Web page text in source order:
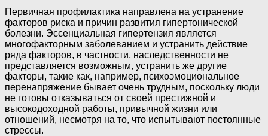
Первичная профилактика направлена на устранение
факторов риска и причин развития гипертонической
болезни. Эссенциальная гипертензия является
многофакторным заболеванием и устранить действие
ряда факторов, в частности, наследственности не
представляется возможным, устранить же другие
факторы, такие как, например, психоэмоциональное
перенапряжение бывает очень трудным, поскольку люди
не готовы отказываться от своей престижной и
высокодоходной работы, привычной жизни или
отношений, несмотря на то, что испытывают постоянные
стрессы.